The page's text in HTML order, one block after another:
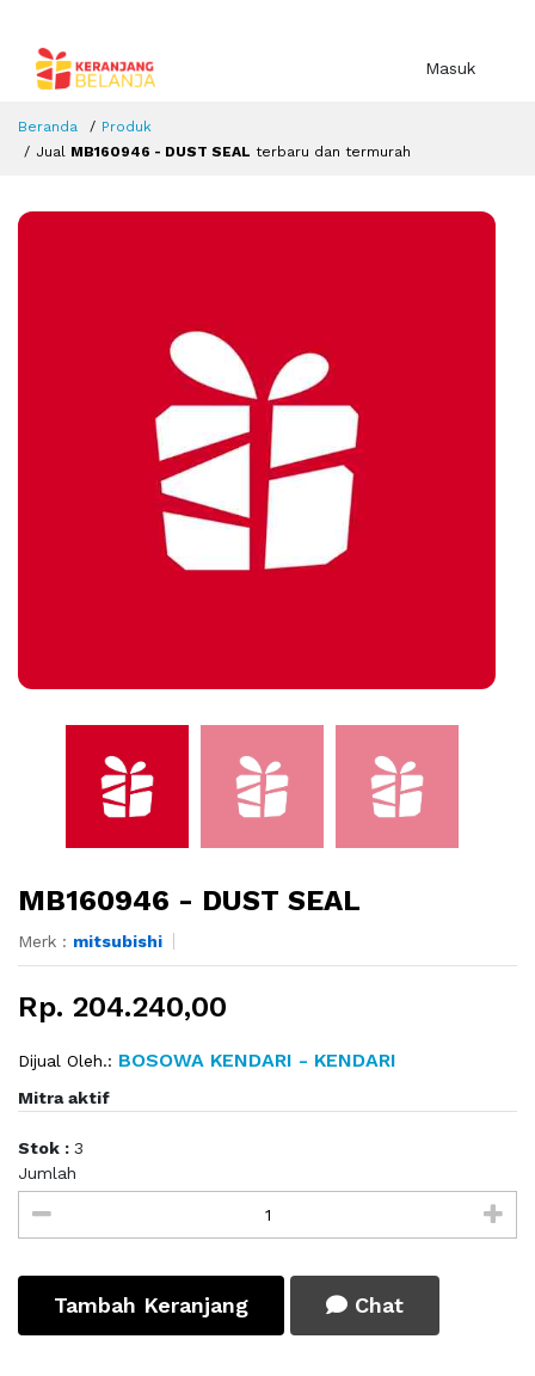
Masuk
Beranda
Produk
Jual MB160946 - DUST SEAL terbaru dan termurah
MB160946 - DUST SEAL
Merk : mitsubishi
Rp. 204.240,00
Dijual Oleh.: BOSOWA KENDARI - KENDARI
Mitra aktif
Stok : 3
Jumlah
Tambah Keranjang Chat